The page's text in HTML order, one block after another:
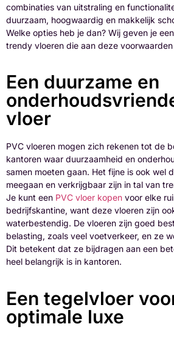
combinaties van uitstraling en
duurzaam, hoogwaardig en makkelijk
Welke opties heb je dan? Wij geven je
trendy vloeren die aan deze
Een duurzame en
vloer
PVC vloeren mogen zich rekenen tot de
kantoren waar duurzaamheid en
samen moeten gaan. Het fijne is ook wel
meegaan en verkrijgbaar zijn in tal van
Je kunt een PVC vloer kopen voor elke
bedrijfskantine, want deze vloeren zijn
waterbestendig. De vloeren zijn goed
belasting, zoals veel voetverkeer, en ze
Dit betekent dat ze bijdragen aan een
heel belangrijk is in kantoren.
Een tegelvloer
optimale luxe